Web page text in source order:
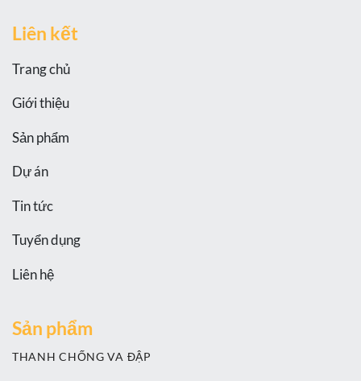
Liên kết
Trang chủ
Giới thiệu
Sản phẩm
Dự án
Tin tức
Tuyển dụng
Liên hệ
Sản phẩm
THANH CHỐNG VA ĐẬP